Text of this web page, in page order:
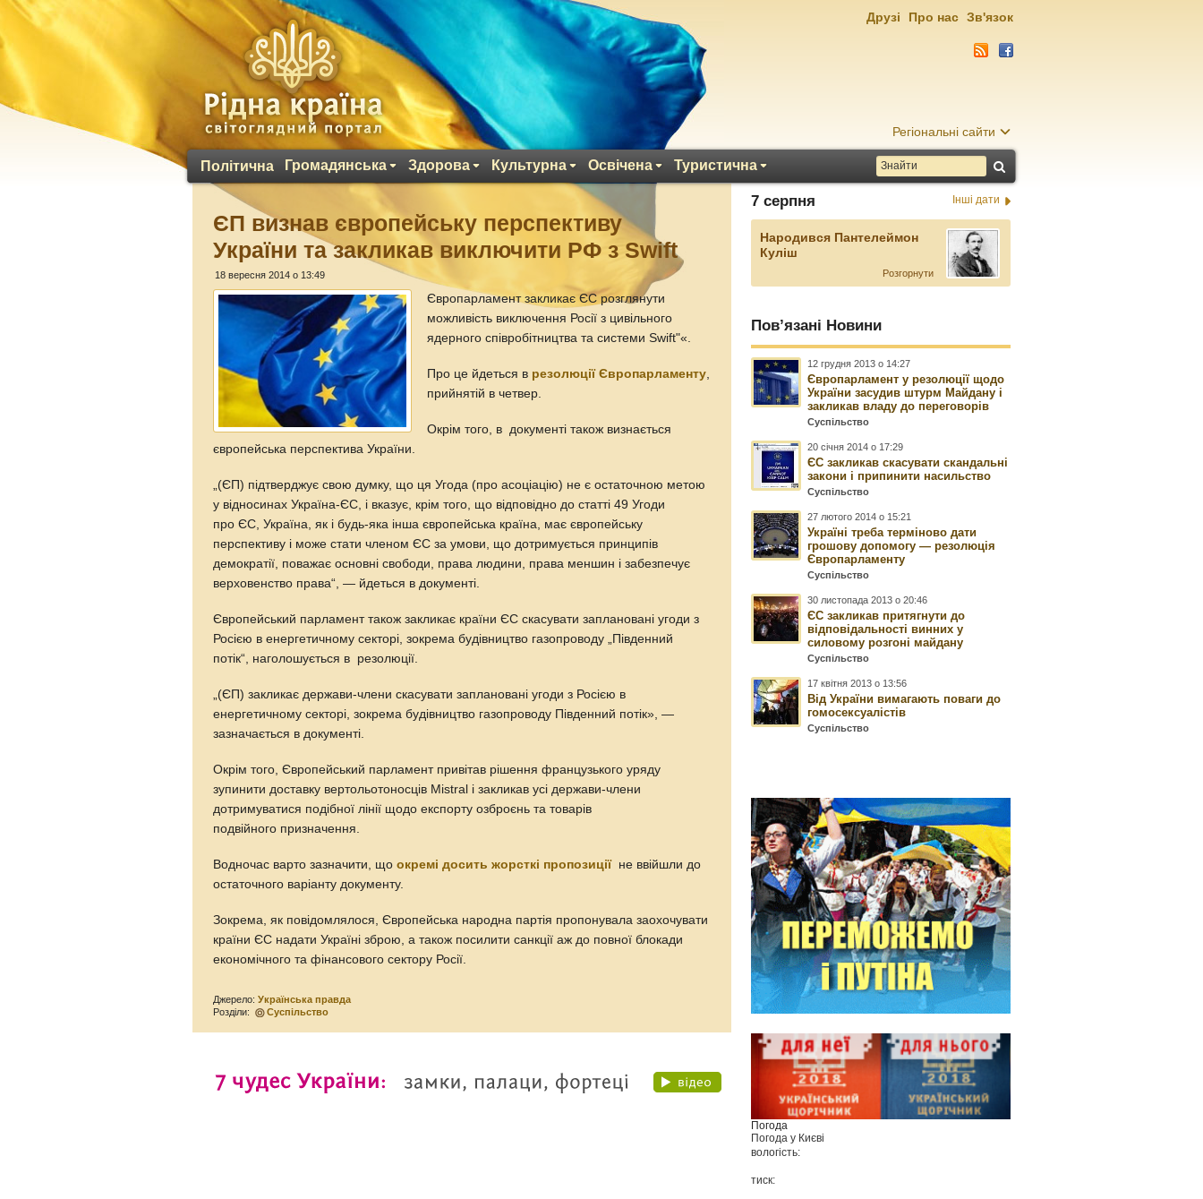
Регіональні сайти
Політична Громадянська Здорова Культурна Освічена Туристична
Друзі Про нас Зв'язок
ЄП визнав європейську перспективу
України та закликав виключити РФ з Swift
18 вересня 2014 о 13:49
Європарламент закликає ЄС розглянути
можливість виключення Росії з цивільного
ядерного співробітництва та системи Swift"«.
Про це йдеться в резолюції Європарламенту
прийнятій в четвер.
Окрім того, в документі також визнається
європейська перспектива України.
„(ЄП) підтверджує свою думку, що ця Угода (про асоціацію) не є остаточною метою
у відносинах Україна-ЄС, і вказує, крім того, що відповідно до статті 49 Угоди
про ЄС, Україна, як і будь-яка інша європейська країна, має європейську
перспективу і може стати членом ЄС за умови, що дотримується принципів
демократії, поважає основні свободи, права людини, права меншин і забезпечує
верховенство права“, — йдеться в документі.
Європейський парламент також закликає країни ЄС скасувати заплановані угоди з
Росією в енергетичному секторі, зокрема будівництво газопроводу „Південний
потік“, наголошується в резолюції.
„(ЄП) закликає держави-члени скасувати заплановані угоди з Росією в
енергетичному секторі, зокрема будівництво газопроводу Південний потік», —
зазначається в документі.
Окрім того, Європейський парламент привітав рішення французького уряду
зупинити доставку вертольотоносців Mistral і закликав усі держави-члени
дотримуватися подібної лінії щодо експорту озброєнь та товарів
подвійного призначення.
Водночас варто зазначити, щоокремі досить жорсткі пропозиціїне ввійшли до
остаточного варіанту документу.
Зокрема, як повідомлялося, Європейська народна партія пропонувала заохочувати
країни ЄС надати Україні зброю, а також посилити санкції аж до повної блокади
економічного та фінансового сектору Росії.
Джерело:Українська правда
Розділи:
Суспільство
7 серпня Інші дати
Народився Пантелеймон
Куліш
Розгорнути
Пов’язані Новини
12 грудня 2013 о 14:27
Європарламент у резолюції щодо
України засудив штурм Майдану і
закликав владу до переговорів
Суспільство
20 січня 2014 о 17:29
ЄС закликав скасувати скандальні
закони і припинити насильство
Суспільство
27 лютого 2014 о 15:21
Україні треба терміново дати
грошову допомогу — резолюція
Європарламенту
Суспільство
30 листопада 2013 о 20:46
ЄС закликав притягнути до
відповідальності винних у
силовому розгоні майдану
Суспільство
17 квітня 2013 о 13:56
Від України вимагають поваги до
гомосексуалістів
Суспільство
Погода
Погода у Києві
вологість:
тиск: